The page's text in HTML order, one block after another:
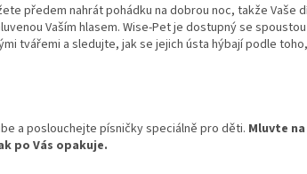
předem nahrát pohádku na dobrou noc, takže Vaše
Vaším hlasem. Wise-Pet je dostupný se
tvářemi a sledujte, jak se jejich ústa hýbají podle
a poslouchejte písničky speciálně pro děti. Mluvte na
po Vás opakuje.